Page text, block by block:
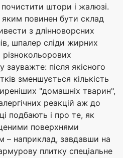
почистити штори і жалюзі.
повинен бути склад
з длінноворсних
шпалер сліди жирних
різнокольорових
після якісного
зменшується кількість
"домашніх тварин",
реакцій аж до
подбають і про те, як
поверхнями
– наприклад, завдавши на
плитку спеціальне